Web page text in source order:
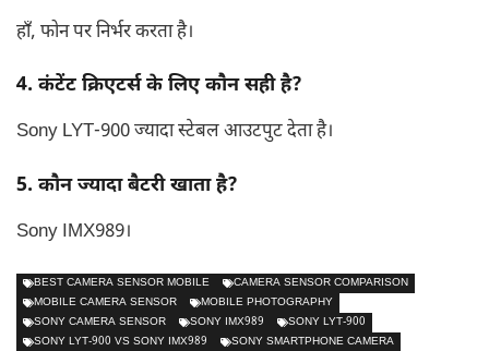
हाँ, फोन पर निर्भर करता है।
4. कंटेंट क्रिएटर्स के लिए कौन सही है?
Sony LYT-900 ज्यादा स्टेबल आउटपुट देता है।
5. कौन ज्यादा बैटरी खाता है?
Sony IMX989।
BEST CAMERA SENSOR MOBILE
CAMERA SENSOR COMPARISON
MOBILE CAMERA SENSOR
MOBILE PHOTOGRAPHY
SONY CAMERA SENSOR
SONY IMX989
SONY LYT-900
SONY LYT-900 VS SONY IMX989
SONY SMARTPHONE CAMERA